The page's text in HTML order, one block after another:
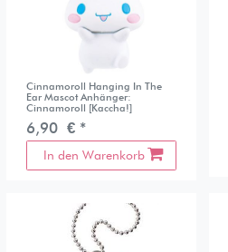
Cinnamoroll Hanging In The
Ear Mascot Anhänger:
Cinnamoroll [Kaccha!]
6,90 € *
In den Warenkorb